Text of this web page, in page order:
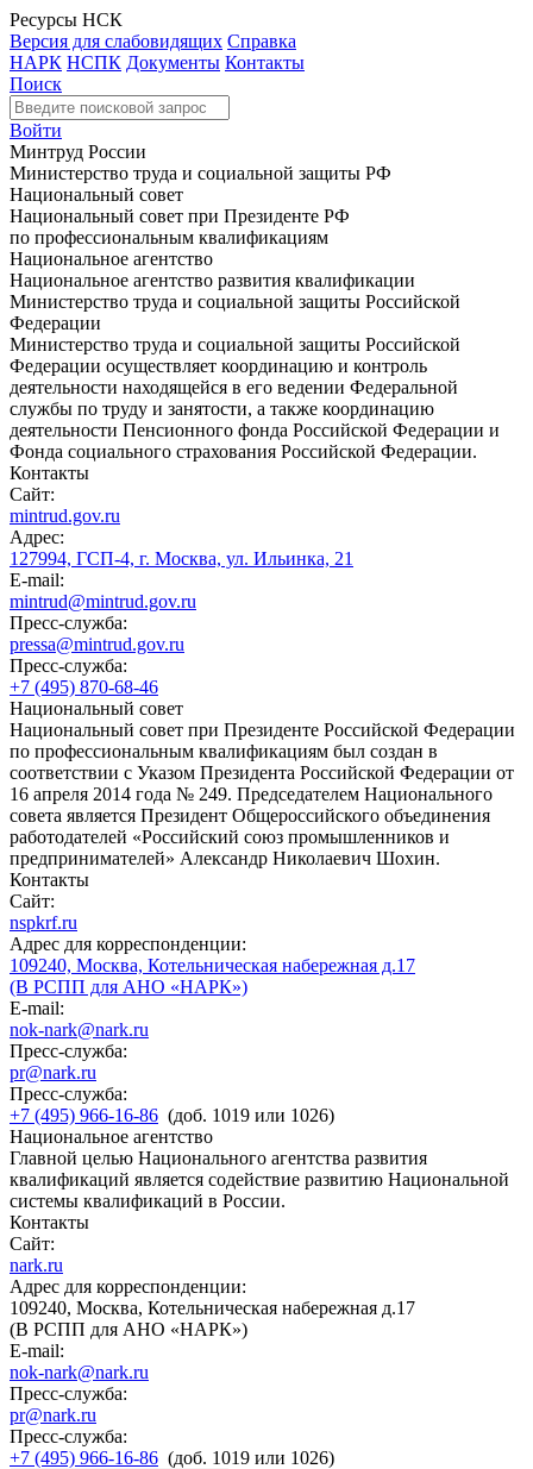
Ресурсы НСК
Версия для слабовидящих Справка
НАРК НСПК Документы Контакты
Поиск
Войти
Минтруд России
Министерство труда и социальной защиты РФ
Национальный совет
Национальный совет при Президенте РФ
по профессиональным квалификациям
Национальное агентство
Национальное агентство развития квалификации
Министерство труда и социальной защиты Российской
Федерации
Министерство труда и социальной защиты Российской
Федерации осуществляет координацию и контроль
деятельности находящейся в его ведении Федеральной
службы по труду и занятости, а также координацию
деятельности Пенсионного фонда Российской Федерации и
Фонда социального страхования Российской Федерации.
Контакты
Сайт:
mintrud.gov.ru
Адрес:
127994, ГСП-4, г. Москва, ул. Ильинка, 21
E-mail:
mintrud@mintrud.gov.ru
Пресс-служба:
pressa@mintrud.gov.ru
Пресс-служба:
+7 (495) 870-68-46
Национальный совет
Национальный совет при Президенте Российской Федерации
по профессиональным квалификациям был создан в
соответствии с Указом Президента Российской Федерации от
16 апреля 2014 года № 249. Председателем Национального
совета является Президент Общероссийского объединения
работодателей «Российский союз промышленников и
предпринимателей» Александр Николаевич Шохин.
Контакты
Сайт:
nspkrf.ru
Адрес для корреспонденции:
109240, Москва, Котельническая набережная д.17
(В РСПП для АНО «НАРК»)
E-mail:
nok-nark@nark.ru
Пресс-служба:
pr@nark.ru
Пресс-служба:
+7 (495) 966-16-86 (доб. 1019 или 1026)
Национальное агентство
Главной целью Национального агентства развития
квалификаций является содействие развитию Национальной
системы квалификаций в России.
Контакты
Сайт:
nark.ru
Адрес для корреспонденции:
109240, Москва, Котельническая набережная д.17
(В РСПП для АНО «НАРК»)
E-mail:
nok-nark@nark.ru
Пресс-служба:
pr@nark.ru
Пресс-служба:
+7 (495) 966-16-86 (доб. 1019 или 1026)